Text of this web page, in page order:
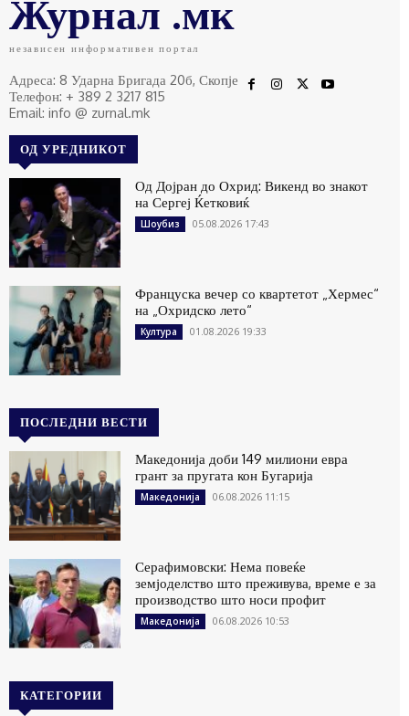
Журнал .мк
независен информативен портал
Адреса: 8 Ударна Бригада 20б, Скопје
Телефон: + 389 2 3217 815
Email: info @ zurnal.mk
ОД УРЕДНИКОТ
Од Дојран до Охрид: Викенд во знакот
на Сергеј Ќетковиќ
Шоубиз 05.08.2026 17:43
Француска вечер со квартетот „Хермес“
на „Охридско лето“
Култура 01.08.2026 19:33
ПОСЛЕДНИ ВЕСТИ
Македонија доби 149 милиони евра
грант за пругата кон Бугарија
Македонија 06.08.2026 11:15
Серафимовски: Нема повеќе
земјоделство што преживува, време е за
производство што носи профит
Македонија 06.08.2026 10:53
КАТЕГОРИИ